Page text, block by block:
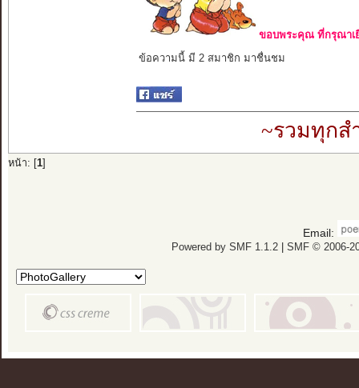
ขอบพระคุณ ที่กรุณาเ
ข้อความนี้ มี 2 สมาชิก มาชื่นชม
~รวมทุกส
หน้า: [ 1]
Email:
Powered by SMF 1.1.2| SMF © 2006-